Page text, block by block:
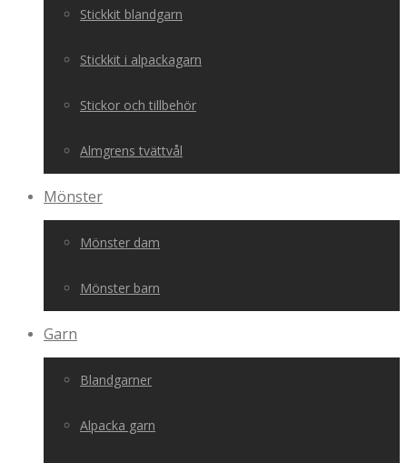
Stickkit blandgarn
Stickkit i alpackagarn
Stickor och tillbehör
Almgrens tvättvål
Mönster
Mönster dam
Mönster barn
Garn
Blandgarner
Alpacka garn